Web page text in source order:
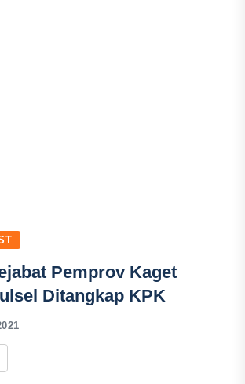
Pemprov Kaget
Ditangkap KPK